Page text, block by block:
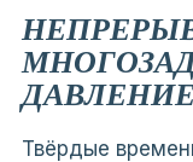
ДАВЛЕНИЕ
Твёрдые